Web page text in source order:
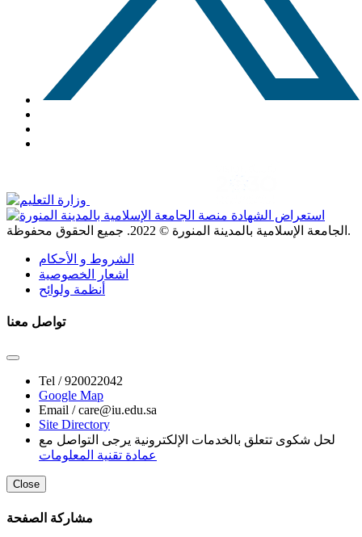
الجامعة الإسلامية بالمدينة المنورة © 2022 . جميع الحقوق محفوظة.
الشروط و الأحكام
اشعار الخصوصية
أنظمة ولوائح
تواصل معنا
Tel /920022042
Google Map
Email /care@iu.edu.sa
Site Directory
لحل شكوى تتعلق بالخدمات الإلكترونية يرجى التواصل مع
عمادة تقنية المعلومات
Close
مشاركة الصفحة